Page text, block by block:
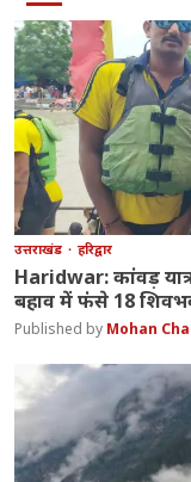
उत्तराखंड हरिद्वार
Haridwar: कांवड़
बहाव में फंसे 18
Mohan